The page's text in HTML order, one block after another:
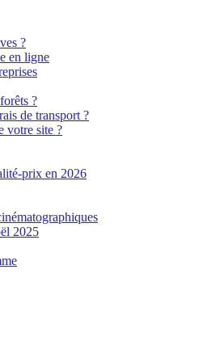
?
en ligne
?
de transport ?
votre site ?
prix en 2026
2025